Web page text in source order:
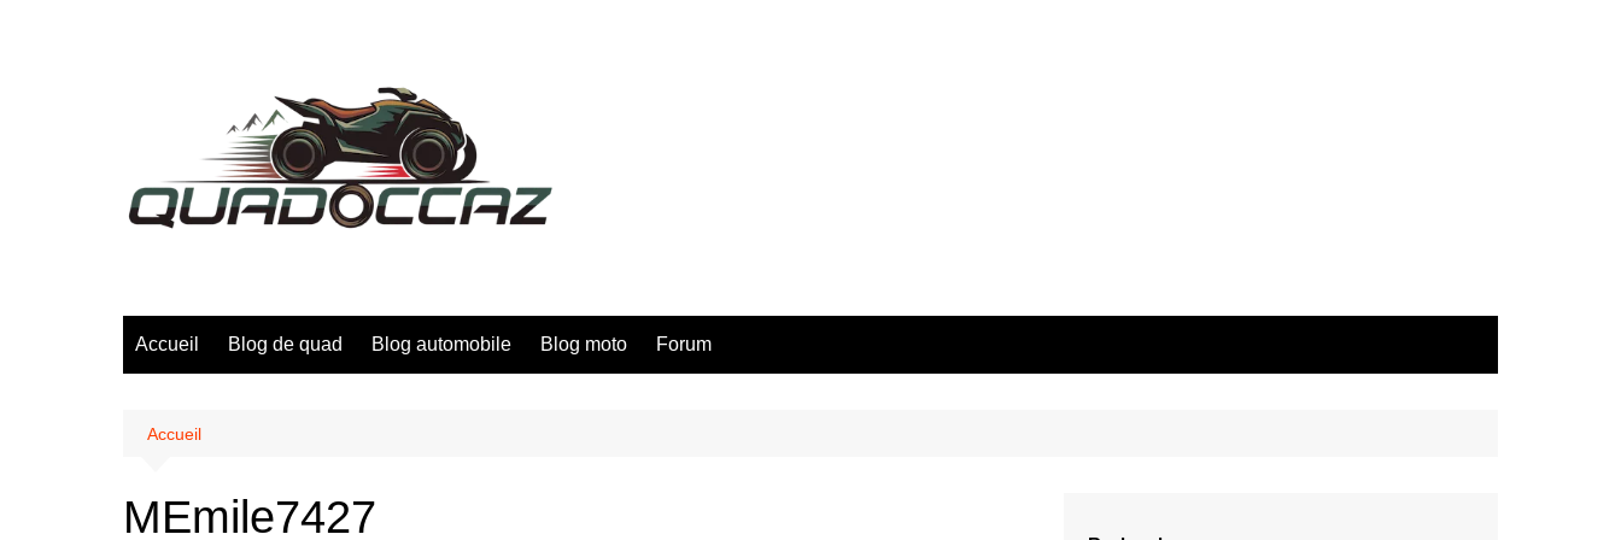
Accueil Blog de quad Blog automobile Blog moto Forum
Accueil
MEmile7427